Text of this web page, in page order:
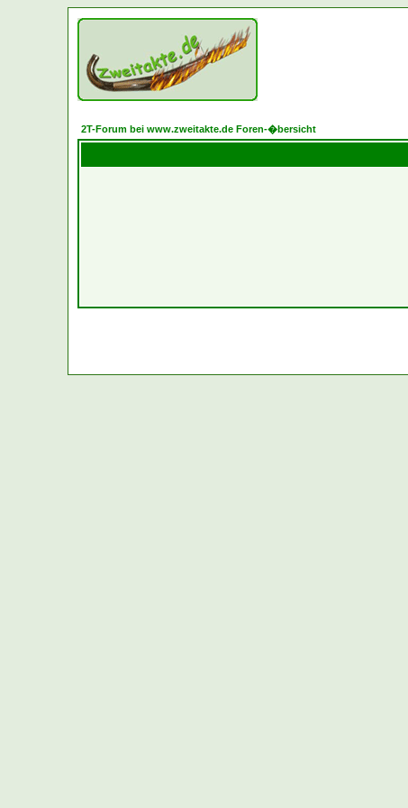
2T-Forum bei www.zweitakte.de Foren-�bersicht